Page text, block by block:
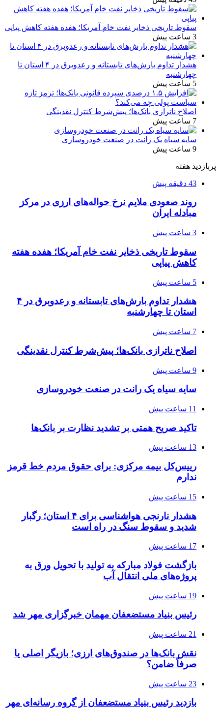
سقوط تاریخی ذخایر نفت خام آمریکا؛ هفده هفته کاهش پیاپی
3 ساعت پیش
هشدار تداوم بارش‌های تابستانه و رعدوبرق در ۴ استان تا
چهارشنبه
5 ساعت پیش
اصلاح ناترازی بانک‌ها؛ پیش‌شرط کنترل نقدینگی
7 ساعت پیش
سایه سیاه یک رانت در صنعت خودروسازی
9 ساعت پیش
پربازدید هفته
43 دقیقه پیش
روند صعودی ملایم نرخ حواله‌های ارزی در مرکز
مبادله ایران
3 ساعت پیش
سقوط تاریخی ذخایر نفت خام آمریکا؛ هفده هفته
کاهش پیاپی
5 ساعت پیش
هشدار تداوم بارش‌های تابستانه و رعدوبرق در ۴
استان تا چهارشنبه
7 ساعت پیش
اصلاح ناترازی بانک‌ها؛ پیش‌شرط کنترل نقدینگی
9 ساعت پیش
سایه سیاه یک رانت در صنعت خودروسازی
11 ساعت پیش
تاکید صریح همتی بر تشدید نظارت بر بانک‌ها
13 ساعت پیش
رییس‌کل بیمه مرکزی: برای حقوق مردم خط قرمز
ندارم
15 ساعت پیش
هشدار نارنجی هواشناسی برای ۴ استان؛ رگبار
شدید و سقوط سنگ در راه است
17 ساعت پیش
بازگشت فولاد مبارکه به تولید با تحویل ورق به
پروژه‌های ملی انتقال آب
19 ساعت پیش
رئیس بنیاد مستضعفان مهمان خبرگزاری مهر شد
21 ساعت پیش
نقش بانک‌ها در صندوق‌های ارزی؛ بازیگر اصلی یا
صرفاً ضامن؟
23 ساعت پیش
بازدید رئیس بنیاد مستضعفان از گروه رسانه‌ای مهر